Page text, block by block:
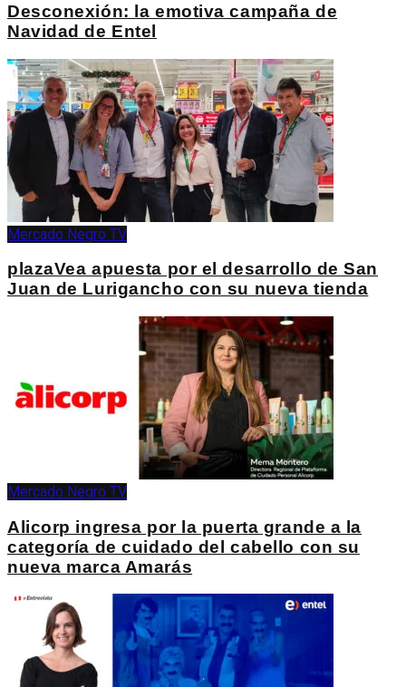
Desconexión: la emotiva campaña de
Navidad de Entel
Mercado Negro TV
plazaVea apuesta por el desarrollo de San
Juan de Lurigancho con su nueva tienda
Mercado Negro TV
Alicorp ingresa por la puerta grande a la
categoría de cuidado del cabello con su
nueva marca Amarás